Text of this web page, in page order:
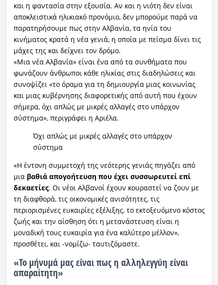
και η φαντασία στην εξουσία. Αν και η νιότη δεν είναι
αποκλειστικά ηλικιακό προνόμιο, δεν μπορούμε παρά να
παρατηρήσουμε πως στην Αλβανία, τα ηνία του
κινήματος κρατά η νέα γενιά, η οποία με πείσμα δίνει τις
μάχες της και δείχνει τον δρόμο.
«Μια νέα Αλβανία» είναι ένα από τα συνθήματα που
φωνάζουν άνθρωποι κάθε ηλικίας στις διαδηλώσεις και
συνοψίζει «το όραμα για τη δημιουργία μιας κοινωνίας
και μιας κυβέρνησης διαφορετικής από αυτή που έχουν
σήμερα, όχι απλώς με μικρές αλλαγές στο υπάρχον
σύστημα», περιγράφει η Αριέλα.
Όχι απλώς με μικρές αλλαγές στο υπάρχον
σύστημα
«Η έντονη συμμετοχή της νεότερης γενιάς πηγάζει από
μια βαθιά απογοήτευση που έχει συσσωρευτεί επί
δεκαετίες. Οι νέοι Αλβανοί έχουν κουραστεί να ζουν με
τη διαφθορά, τις οικονομικές ανισότητες, τις
περιορισμένες ευκαιρίες εξέλιξης, το εκτοξευόμενο κόστος
ζωής και την αίσθηση ότι η μετανάστευση είναι η
μοναδική τους ευκαιρία για ένα καλύτερο μέλλον»,
προσθέτει, και -νομίζω- ταυτιζόμαστε.
«Το μήνυμά μας είναι πως η αλληλεγγύη είναι
απαραίτητη»